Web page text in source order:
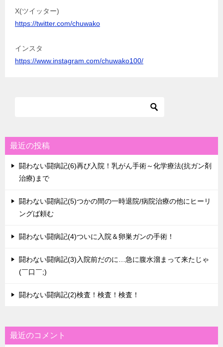
X(ツイッター)
https://twitter.com/chuwako
インスタ
https://www.instagram.com/chuwako100/
最近の投稿
闘わない闘病記(6)再び入院！乳がん手術～化学療法(抗ガン剤
治療)まで
闘わない闘病記(5)つかの間の一時退院/病院治療の他にヒーリ
ングば頼む
闘わない闘病記(4)ついに入院＆卵巣ガンの手術！
闘わない闘病記(3)入院前だのに…急に腹水溜まって来たじゃ
(￣口￣;)
闘わない闘病記(2)検査！検査！検査！
最近のコメント